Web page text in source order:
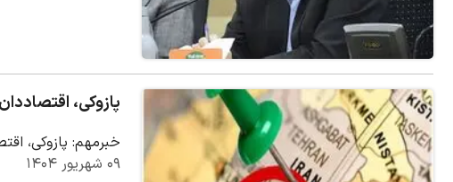
پازوکی،
خبرمهم: پازوکی،
۰۹ شهریور ۱۴۰۴